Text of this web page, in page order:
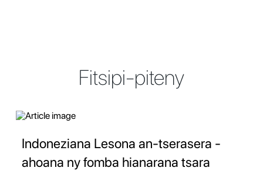
Fitsipi-piteny
Indoneziana Lesona an-tserasera -
ahoana ny fomba hianarana tsara